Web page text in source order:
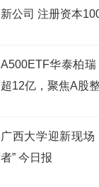
新公司 注册资本
A500ETF华泰柏
超12亿，聚焦A股
广西大学迎新现场
者” 今日报